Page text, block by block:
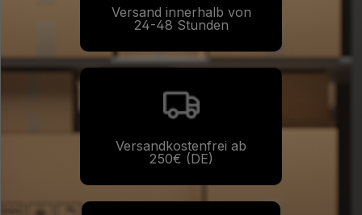
den praktischen Vorteilen dieses Kartons.
Versand innerhalb von
24-48 Stunden
Versandkostenfrei ab
250€ (DE)